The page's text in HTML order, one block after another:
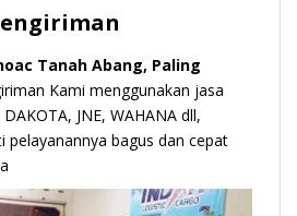
Tanah Abang, Paling
Kami menggunakan jasa
JNE, WAHANA dll,
pelayanannya bagus dan cepat